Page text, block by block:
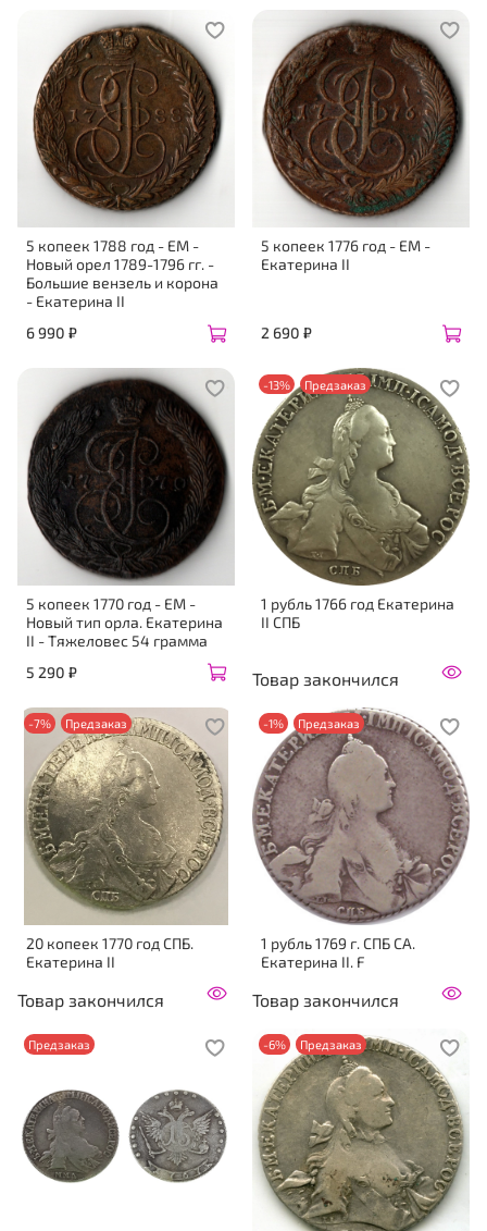
5 копеек 1788 год - ЕМ -
Новый орел 1789-1796 гг. -
Большие вензель и корона
- Екатерина II
6 990 ₽
5 копеек 1776 год - ЕМ -
Екатерина II
2 690 ₽
5 копеек 1770 год - ЕМ -
Новый тип орла. Екатерина
II - Тяжеловес 54 грамма
5 290 ₽
-13% Предзаказ
1 рубль 1766 год Екатерина
II CПБ
Товар закончился
-7% Предзаказ
20 копеек 1770 год СПБ.
Екатерина II
Товар закончился
-1% Предзаказ
1 рубль 1769 г. СПБ СА.
Екатерина II. F
Товар закончился
Предзаказ -6% Предзаказ